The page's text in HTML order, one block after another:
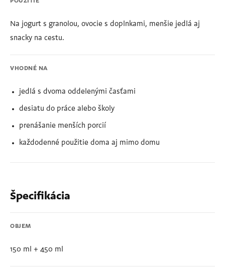
Na jogurt s granolou, ovocie s doplnkami, menšie jedlá aj
snacky na cestu.
VHODNÉ NA
jedlá s dvoma oddelenými časťami
desiatu do práce alebo školy
prenášanie menších porcií
každodenné použitie doma aj mimo domu
Špecifikácia
OBJEM
150 ml + 450 ml